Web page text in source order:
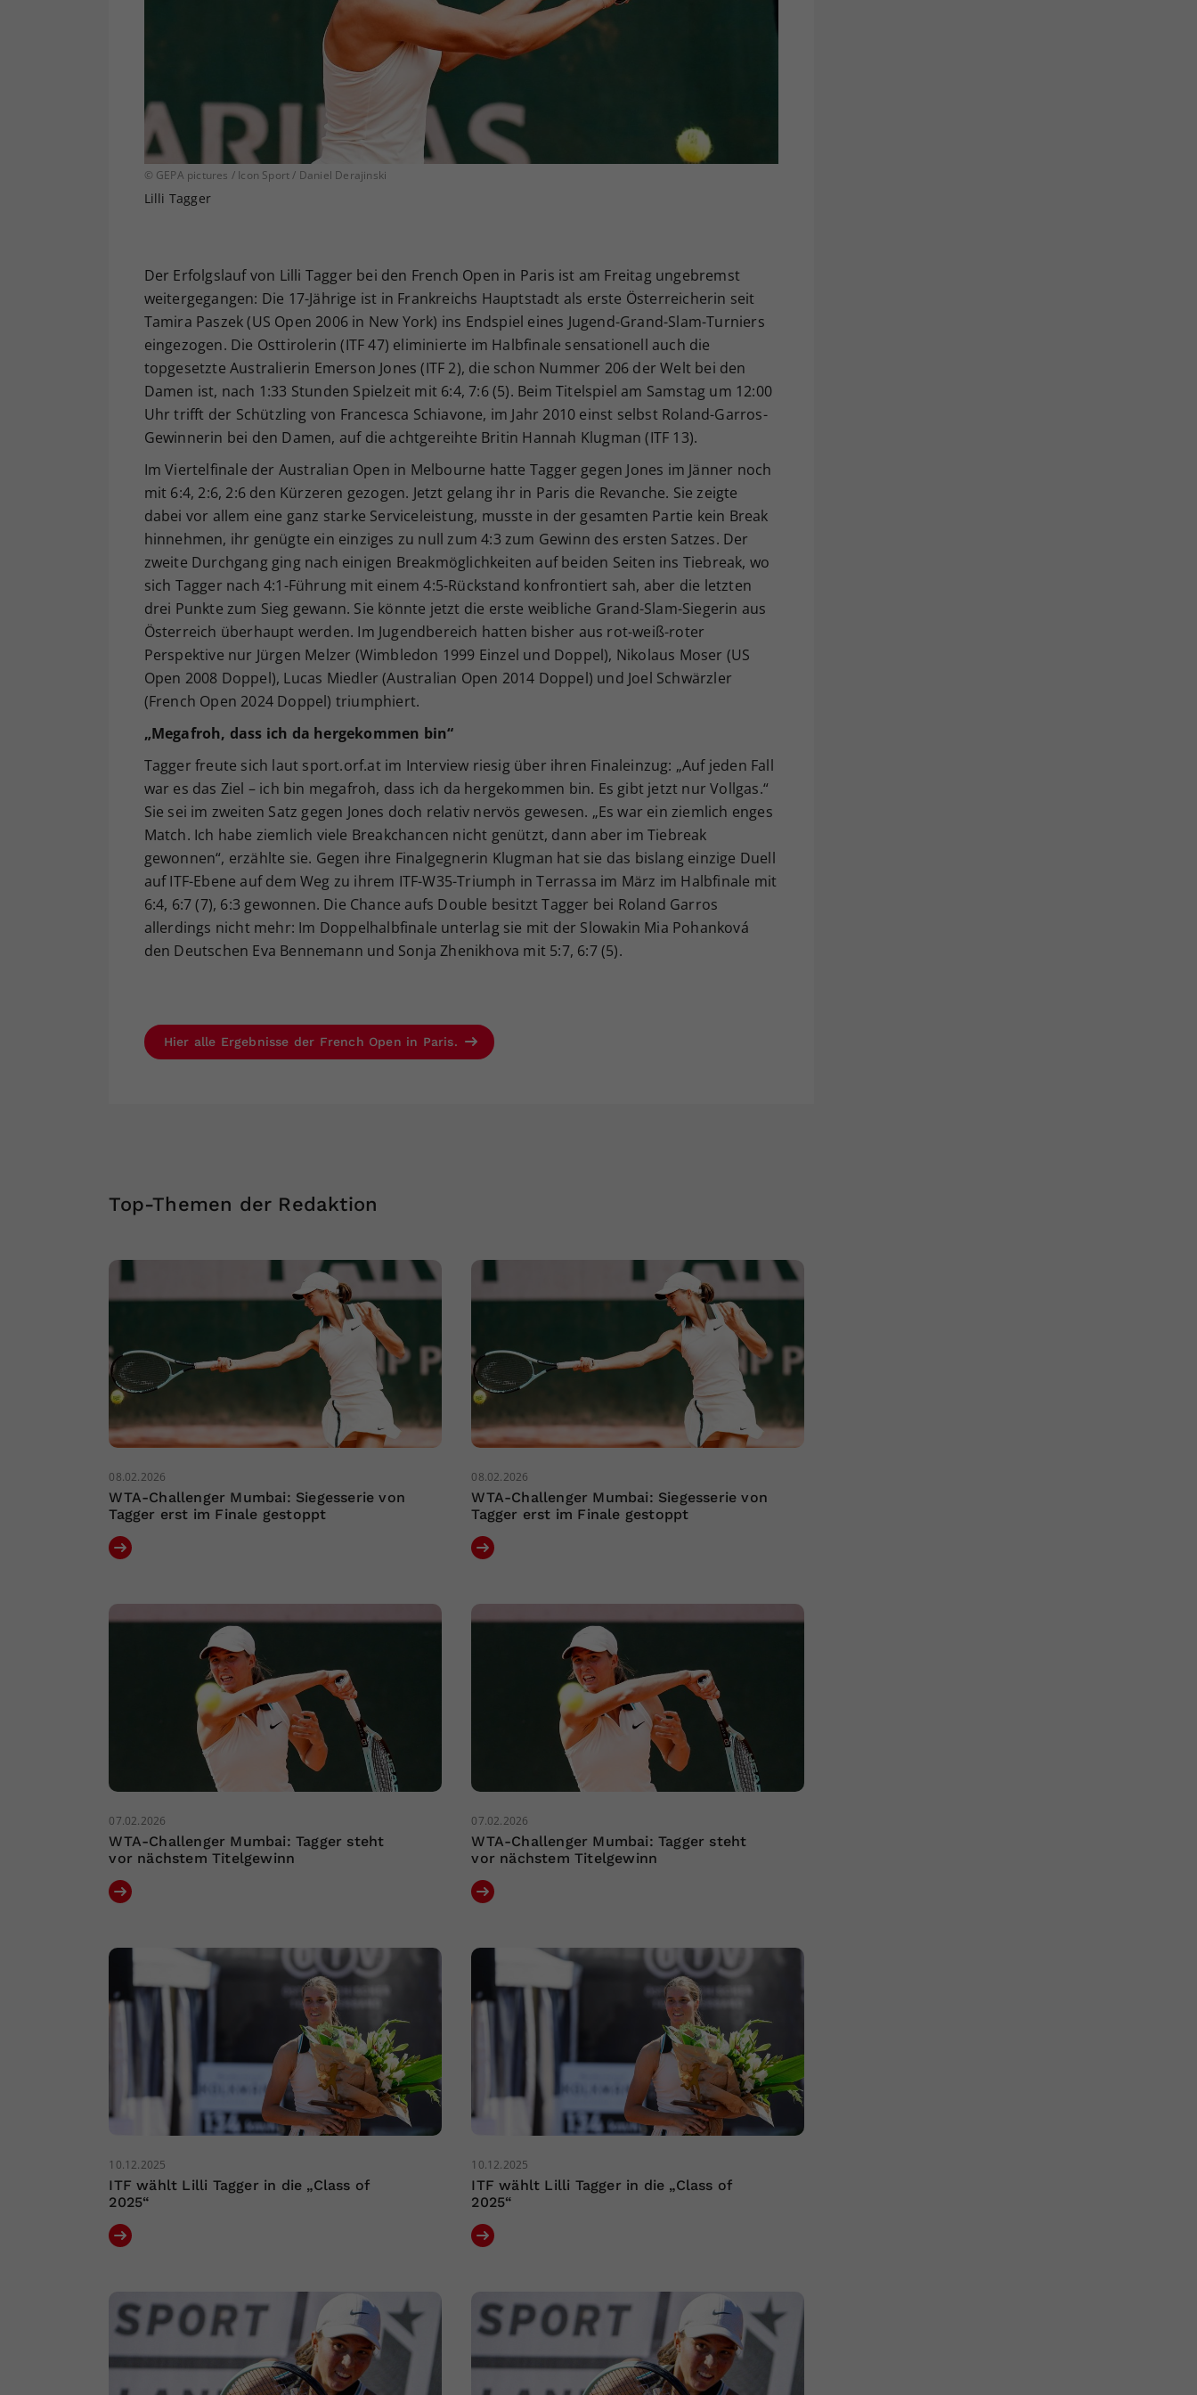
© GEPA pictures / Icon Sport / Daniel Derajinski
Lilli Tagger
Der Erfolgslauf von Lilli Tagger bei den French Open in Paris ist am Freitag ungebremst
weitergegangen: Die 17-Jährige ist in Frankreichs Hauptstadt als erste Österreicherin seit
Tamira Paszek (US Open 2006 in New York) ins Endspiel eines Jugend-Grand-Slam-Turniers
eingezogen. Die Osttirolerin (ITF 47) eliminierte im Halbfinale sensationell auch die
topgesetzte Australierin Emerson Jones (ITF 2), die schon Nummer 206 der Welt bei den
Damen ist, nach 1:33 Stunden Spielzeit mit 6:4, 7:6 (5). Beim Titelspiel am Samstag um 12:00
Uhr trifft der Schützling von Francesca Schiavone, im Jahr 2010 einst selbst Roland-Garros-
Gewinnerin bei den Damen, auf die achtgereihte Britin Hannah Klugman (ITF 13).
Im Viertelfinale der Australian Open in Melbourne hatte Tagger gegen Jones im Jänner noch
mit 6:4, 2:6, 2:6 den Kürzeren gezogen. Jetzt gelang ihr in Paris die Revanche. Sie zeigte
dabei vor allem eine ganz starke Serviceleistung, musste in der gesamten Partie kein Break
hinnehmen, ihr genügte ein einziges zu null zum 4:3 zum Gewinn des ersten Satzes. Der
zweite Durchgang ging nach einigen Breakmöglichkeiten auf beiden Seiten ins Tiebreak, wo
sich Tagger nach 4:1-Führung mit einem 4:5-Rückstand konfrontiert sah, aber die letzten
drei Punkte zum Sieg gewann. Sie könnte jetzt die erste weibliche Grand-Slam-Siegerin aus
Österreich überhaupt werden. Im Jugendbereich hatten bisher aus rot-weiß-roter
Perspektive nur Jürgen Melzer (Wimbledon 1999 Einzel und Doppel), Nikolaus Moser (US
Open 2008 Doppel), Lucas Miedler (Australian Open 2014 Doppel) und Joel Schwärzler
(French Open 2024 Doppel) triumphiert.
„Megafroh, dass ich da hergekommen bin“
Tagger freute sich laut sport.orf.at im Interview riesig über ihren Finaleinzug: „Auf jeden Fall
war es das Ziel – ich bin megafroh, dass ich da hergekommen bin. Es gibt jetzt nur Vollgas.“
Sie sei im zweiten Satz gegen Jones doch relativ nervös gewesen. „Es war ein ziemlich enges
Match. Ich habe ziemlich viele Breakchancen nicht genützt, dann aber im Tiebreak
gewonnen“, erzählte sie. Gegen ihre Finalgegnerin Klugman hat sie das bislang einzige Duell
auf ITF-Ebene auf dem Weg zu ihrem ITF-W35-Triumph in Terrassa im März im Halbfinale mit
6:4, 6:7 (7), 6:3 gewonnen. Die Chance aufs Double besitzt Tagger bei Roland Garros
allerdings nicht mehr: Im Doppelhalbfinale unterlag sie mit der Slowakin Mia Pohanková
den Deutschen Eva Bennemann und Sonja Zhenikhova mit 5:7, 6:7 (5).
Hier alle Ergebnisse der French Open in Paris.
Top-Themen der Redaktion
08.02.2026
WTA-Challenger Mumbai: Siegesserie von
Tagger erst im Finale gestoppt
08.02.2026
WTA-Challenger Mumbai: Siegesserie von
Tagger erst im Finale gestoppt
07.02.2026
WTA-Challenger Mumbai: Tagger steht
vor nächstem Titelgewinn
07.02.2026
WTA-Challenger Mumbai: Tagger steht
vor nächstem Titelgewinn
10.12.2025
ITF wählt Lilli Tagger in die „Class of
2025“
10.12.2025
ITF wählt Lilli Tagger in die „Class of
2025“
Ihrer vorgenommen Einstellungen, falls der
Webseiten-Betreiber dies eingestellt hat.